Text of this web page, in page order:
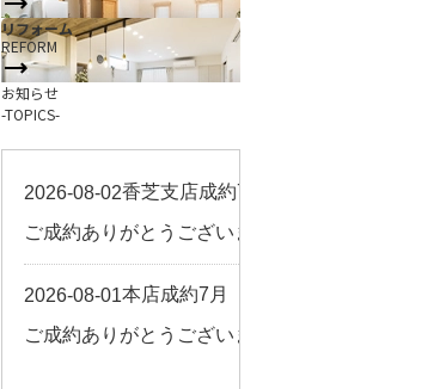
スタッフ紹介
お客様の声
来店予約
よくある質問
サイトマップ
お問い合わせ
リフォーム
REFORM
お知らせ
-TOPICS-